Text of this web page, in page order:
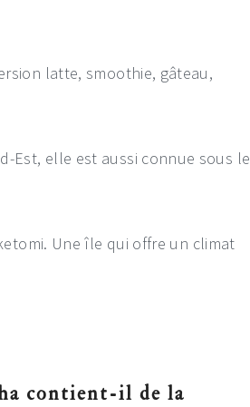
latte, smoothie, gâteau,
Est, elle est aussi connue sous le
Une île qui offre un climat
contient-il de la